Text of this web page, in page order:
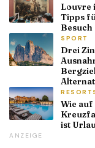
Louvre
Tipps
Besuch
SPORT
Drei
Wie auf
ist
ANZEIGE